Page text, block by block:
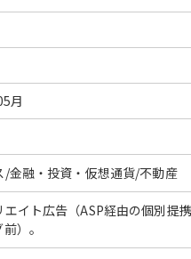
月
/金融・投資・仮想通貨/不動産
エイト広告（ASP経由の個別提
）。